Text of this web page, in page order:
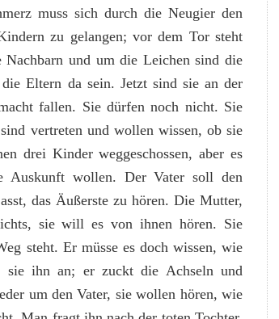
muss sich durch die Neugier den
zu gelangen; vor dem Tor steht
und um die Leichen sind die
Eltern da sein. Jetzt sind sie an der
fallen. Sie dürfen noch nicht. Sie
vertreten und wollen wissen, ob sie
drei Kinder weggeschossen, aber es
Auskunft wollen. Der Vater soll den
das Äußerste zu hören. Die Mutter,
sie will es von ihnen hören. Sie
steht. Er müsse es doch wissen, wie
sie ihn an; er zuckt die Achseln und
um den Vater, sie wollen hören, wie